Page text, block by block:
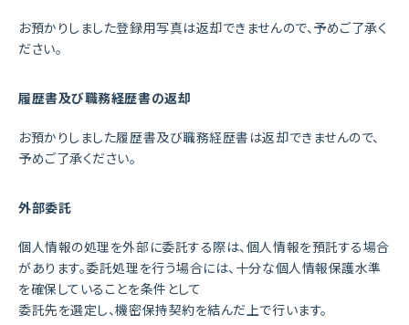
お預かりしました登録用写真は返却できませんので、予めご了承く
ださい。
履歴書及び職務経歴書の返却
お預かりしました履歴書及び職務経歴書は返却できませんので、
予めご了承ください。
外部委託
個人情報の処理を外部に委託する際は、個人情報を預託する場合
があります。委託処理を行う場合には、十分な個人情報保護水準
を確保していることを条件として
委託先を選定し、機密保持契約を結んだ上で行います。